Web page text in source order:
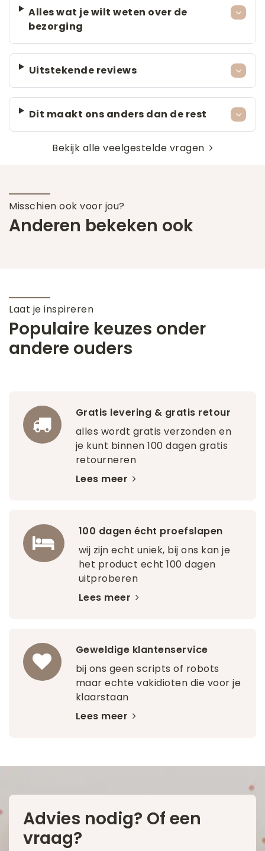
Alles wat je wilt weten over de
bezorging
Uitstekende reviews
Dit maakt ons anders dan de rest
Bekijk alle veelgestelde vragen
Misschien ook voor jou?
Anderen bekeken ook
Laat je inspireren
Populaire keuzes onder
andere ouders
Gratis levering & gratis retour
alles wordt gratis verzonden en
je kunt binnen 100 dagen gratis
retourneren
Lees meer
100 dagen écht proefslapen
wij zijn echt uniek, bij ons kan je
het product echt 100 dagen
uitproberen
Lees meer
Geweldige klantenservice
bij ons geen scripts of robots
maar echte vakidioten die voor je
klaarstaan
Lees meer
Advies nodig? Of een
vraag?